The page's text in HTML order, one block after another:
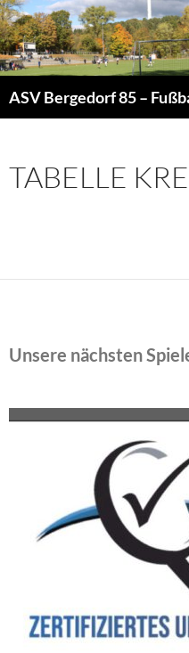
Zum
Inhalt
springen
ASV Bergedorf 85 –
TABELLE
Unsere nächsten